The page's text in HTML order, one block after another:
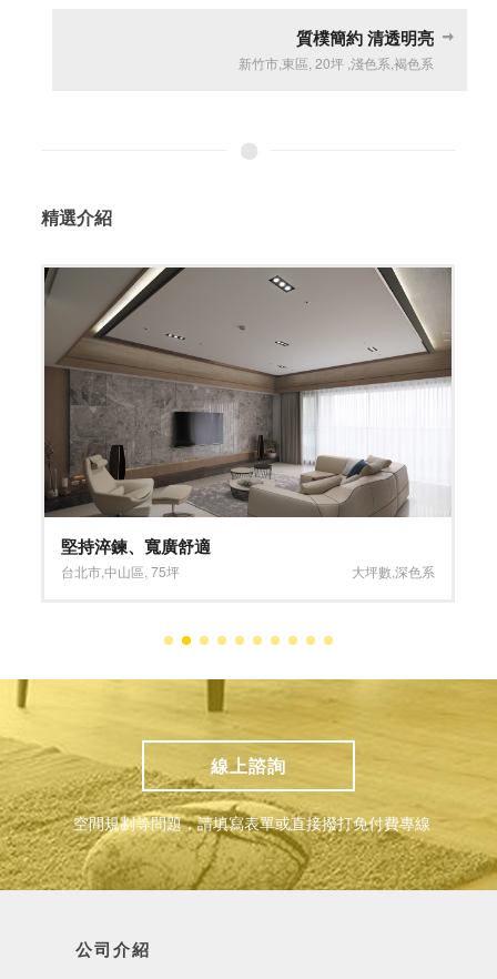
質樸簡約 清透明亮
新竹市, 東區 20坪, 淺色系 褐色系
精選介紹
堅持淬鍊、寬廣舒適
台北市,中山區 ,75坪 大坪數 ,深色系
線上諮詢
空間規劃等問題，請填寫表單或直接撥打免付費專線
公司介紹